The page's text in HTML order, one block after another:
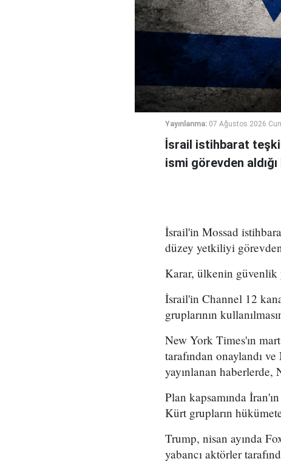
Yayınlanma: 07 Ağustos 2026
İsrail istihbarat
ismi görevden
İsrail'in Mossad
düzey yetkiliyi
Karar, ülkenin güvenlik
İsrail'in Channel 12
gruplarının
New York Times'ın
tarafından onaylandı
yayınlanan haberlerde,
Plan kapsamında
Kürt grupların
Trump, nisan ayında
yabancı aktörler